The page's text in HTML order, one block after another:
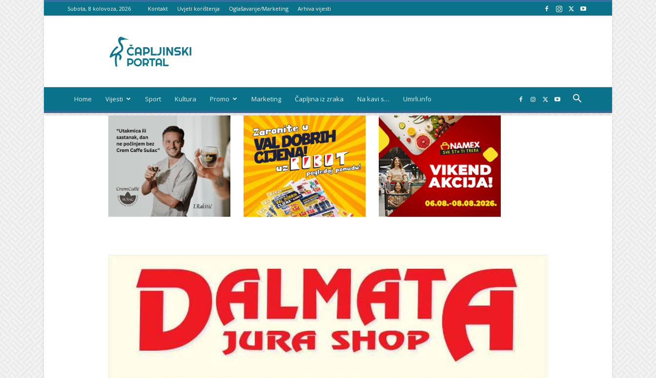
Subota, 8 kolovoza, 2026 Kontakt Uvjeti korištenja Oglašavanje/Marketing Arhiva vijesti
portal
Home Vijesti Sport Kultura Promo Marketing Čapljina iz zraka Na kavi s… Umrli.info